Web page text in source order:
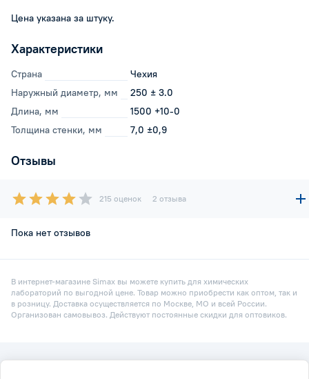
Цена указана за штуку.
Характеристики
Страна
Чехия
Наружный диаметр, мм
250 ± 3.0
Длина, мм
1500 +10-0
Толщина стенки, мм
7,0 ±0,9
Отзывы
215 оценок 2 отзыва
Пока нет отзывов
В интернет-магазине Simax вы можете купить для химических
лабораторий по выгодной цене. Товар можно приобрести как оптом, так и
в розницу. Доставка осуществляется по Москве, МО и всей России.
Организован самовывоз. Действуют постоянные скидки для оптовиков.